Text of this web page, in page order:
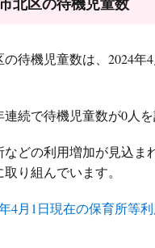
待機児童数は、2024年
続で待機児童数が0人を
などの利用増加が見込ま
り組んでいます。
4月1日現在の保育所等